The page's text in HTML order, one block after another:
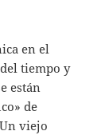
en el
tiempo y
están
de
viejo